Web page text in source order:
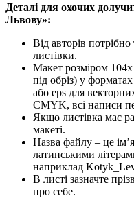
Деталі для охочих
Львову»:
Від авторів
листівки.
Макет розміром
під обріз) у
або eps для
СMYK, всі написи
Якщо листівка має
макеті.
Назва файлу – це
латинськими
наприклад
В листі зазначте
про себе.